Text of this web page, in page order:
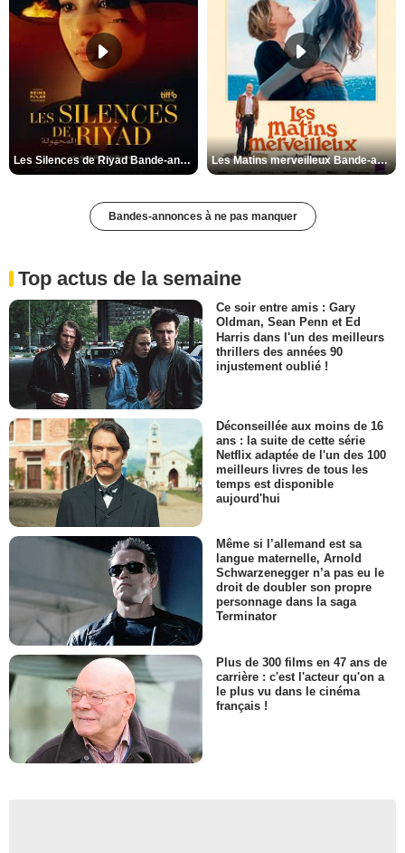
Les Silences de Riyad Bande-annonce VO STFR Les Matins merveilleux Bande-annonce VF
Bandes-annonces à ne pas manquer
Top actus de la semaine
Ce soir entre amis : Gary
Oldman, Sean Penn et Ed
Harris dans l'un des meilleurs
thrillers des années 90
injustement oublié !
Déconseillée aux moins de 16
ans : la suite de cette série
Netflix adaptée de l'un des 100
meilleurs livres de tous les
temps est disponible
aujourd'hui
Même si l’allemand est sa
langue maternelle, Arnold
Schwarzenegger n’a pas eu le
droit de doubler son propre
personnage dans la saga
Terminator
Plus de 300 films en 47 ans de
carrière : c'est l'acteur qu'on a
le plus vu dans le cinéma
français !